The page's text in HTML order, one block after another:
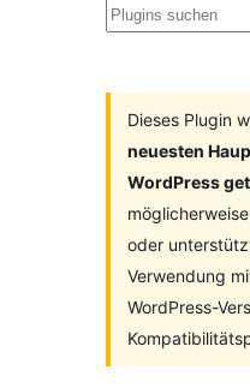
Plugins
Dieses Plugin
neuesten
WordPress
oder
Verwendung
WordPress-